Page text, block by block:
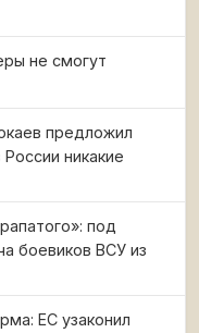
не смогут
предложил
никакие
под
боевиков ВСУ из
ЕС узаконил